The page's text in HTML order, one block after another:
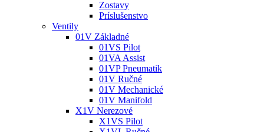
Zostavy
Príslušenstvo
Ventily
01V Základné
01VS Pilot
01VA Assist
01VP Pneumatik
01V Ručné
01V Mechanické
01V Manifold
X1V Nerezové
X1VS Pilot